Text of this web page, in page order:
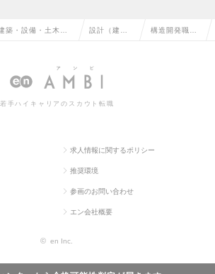
築・設備・土木・ 設計（建 構造開発職の
若手ハイキャリアのスカウト転職
求人情報に関するポリシー
推奨環境
参画のお問い合わせ
エン会社概要
© en Inc.